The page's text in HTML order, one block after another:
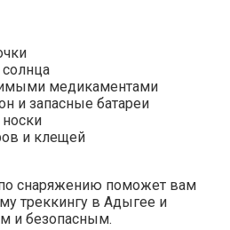
медикаментами
и запасные батареи
и клещей
снаряжению поможет вам
треккингу в Адыгее и
и безопасным.